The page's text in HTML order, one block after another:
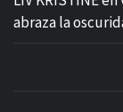
abraza la